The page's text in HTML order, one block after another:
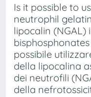
Is it possible to
neutrophil
lipocalin
possibile
della lipocalina
dei neutrofili
della